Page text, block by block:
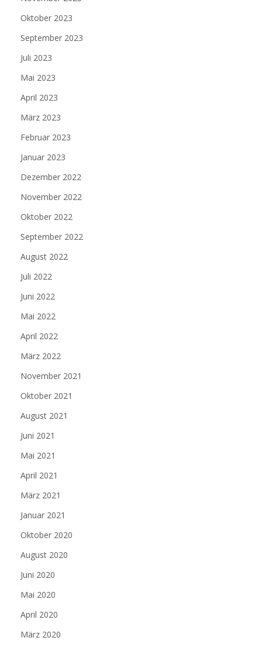
Oktober 2023
September 2023
Juli 2023
Mai 2023
April 2023
März 2023
Februar 2023
Januar 2023
Dezember 2022
November 2022
Oktober 2022
September 2022
August 2022
Juli 2022
Juni 2022
Mai 2022
April 2022
März 2022
November 2021
Oktober 2021
August 2021
Juni 2021
Mai 2021
April 2021
März 2021
Januar 2021
Oktober 2020
August 2020
Juni 2020
Mai 2020
April 2020
März 2020